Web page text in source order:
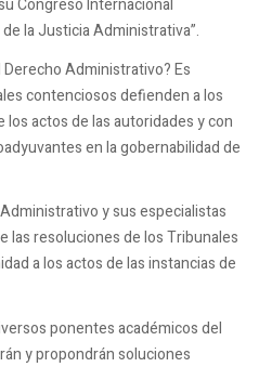
Congreso Internacional
la Justicia Administrativa”.
Administrativo? Es
contenciosos defienden a los
los actos de las autoridades y con
en la gobernabilidad de
y sus especialistas
las resoluciones de los Tribunales
a los actos de las instancias de
ponentes académicos del
y propondrán soluciones